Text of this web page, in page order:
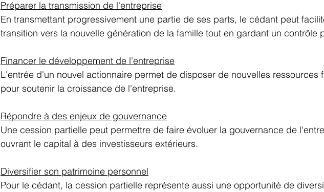
Préparer la transmission de l'entreprise
En transmettant progressivement une partie de ses parts, le cédant peut
transition vers la nouvelle génération de la famille tout en gardant un contrôle
Financer le développement de l'entreprise
L'entrée d'un nouvel actionnaire permet de disposer de nouvelles ressources
pour soutenir la croissance de l'entreprise.
Répondre à des enjeux de gouvernance
Une cession partielle peut permettre de faire évoluer la gouvernance de
ouvrant le capital à des investisseurs extérieurs.
Diversifier son patrimoine personnel
Pour le cédant, la cession partielle représente aussi une opportunité de